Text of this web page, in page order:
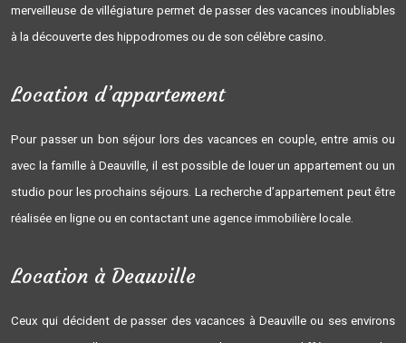
merveilleuse de villégiature permet de passer des vacances inoubliables
à la découverte des hippodromes ou de son célèbre casino.
Location d’appartement
Pour passer un bon séjour lors des vacances en couple, entre amis ou
avec la famille à Deauville, il est possible de louer un appartement ou un
studio pour les prochains séjours. La recherche d’appartement peut être
réalisée en ligne ou en contactant une agence immobilière locale.
Location à Deauville
Ceux qui décident de passer des vacances à Deauville ou ses environs